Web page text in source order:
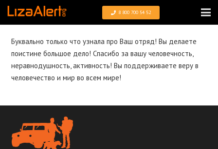
8 800 700 54 52
Буквально только что узнала про Ваш отряд! Вы делаете
поистине большое дело! Спасибо за вашу человечность,
неравнодушность, активность! Вы поддерживаете веру в
человечество и мир во всем мире!